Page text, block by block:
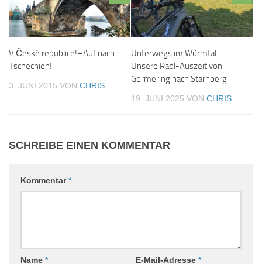
V České republice!–Auf nach
Tschechien!
3. JUNI 2015 VON CHRIS
Unterwegs im Würmtal:
Unsere Radl-Auszeit von
Germering nach Starnberg
19. JUNI 2025 VON CHRIS
SCHREIBE EINEN KOMMENTAR
Kommentar*
Name * E-Mail-Adresse *